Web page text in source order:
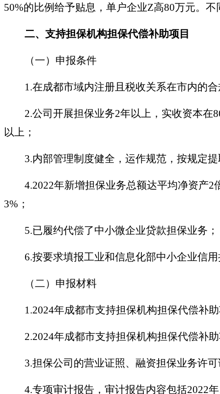
50%的比例给予贴息，单户企业Z高80万元。
二、 支持担保机构担保代偿补助项目
（一） 申报条件
1.在成都市域内注册且税收关系在市内的
2.公司开展担保业务2年以上，实收资本在
以上；
3.内部管理制度健全，运作规范，按规定
4.2022年新增担保业务总额达平均净资产2
3%；
5.已履约代偿了中小微企业贷款担保业务；
6.按要求填报工业和信息化部中小企业信
（二） 申报材料
1.2024年成都市支持担保机构担保代偿补
2.2024年成都市支持担保机构担保代偿补
3.担保公司的营业证照、融资担保业务许
4.专项审计报告，审计报告内容包括2022